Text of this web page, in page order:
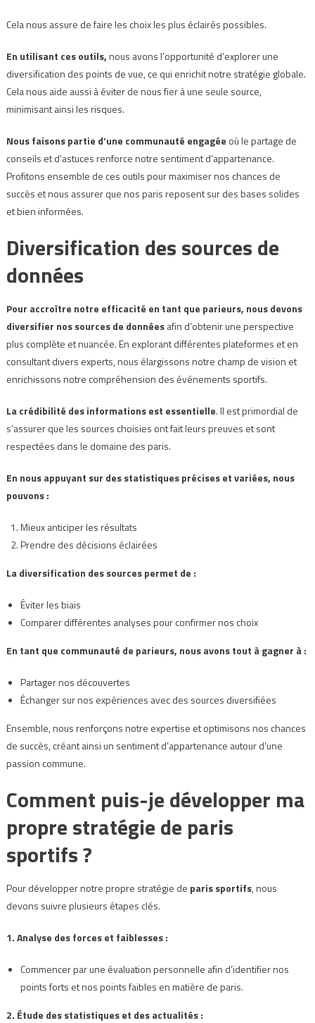
Cela nous assure de faire les choix les plus éclairés possibles.
En utilisant ces outils,nous avons l’opportunité d’explorer une
diversification des points de vue, ce qui enrichit notre stratégie globale.
Cela nous aide aussi à éviter de nous fier à une seule source,
minimisant ainsi les risques.
Nous faisons partie d’une communauté engagée où le partage de
conseils et d’astuces renforce notre sentiment d’appartenance.
Profitons ensemble de ces outils pour maximiser nos chances de
succès et nous assurer que nos paris reposent sur des bases solides
et bien informées.
Diversification des sources de
données
Pour accroître notre efficacité en tant que parieurs, nous devons
diversifier nos sources de donnéesafin d’obtenir une perspective
plus complète et nuancée. En explorant différentes plateformes et en
consultant divers experts, nous élargissons notre champ de vision et
enrichissons notre compréhension des événements sportifs.
La crédibilité des informations est essentielle. Il est primordial de
s’assurer que les sources choisies ont fait leurs preuves et sont
respectées dans le domaine des paris.
En nous appuyant sur des statistiques précises et variées, nous
pouvons :
Mieux anticiper les résultats
Prendre des décisions éclairées
La diversification des sources permet de :
Éviter les biais
Comparer différentes analyses pour confirmer nos choix
En tant que communauté de parieurs, nous avons tout à gagner à :
Partager nos découvertes
Échanger sur nos expériences avec des sources diversifiées
Ensemble, nous renforçons notre expertise et optimisons nos chances
de succès, créant ainsi un sentiment d’appartenance autour d’une
passion commune.
Comment puis-je développer ma
propre stratégie de paris
sportifs ?
Pour développer notre propre stratégie de paris sportifs, nous
devons suivre plusieurs étapes clés.
1. Analyse des forces et faiblesses :
Commencer par une évaluation personnelle afin d’identifier nos
points forts et nos points faibles en matière de paris.
2. Étude des statistiques et des actualités :